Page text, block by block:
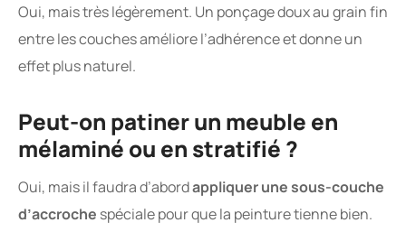
Oui, mais très légèrement. Un ponçage doux au grain fin
entre les couches améliore l’adhérence et donne un
effet plus naturel.
Peut-on patiner un meuble en
mélaminé ou en stratifié ?
Oui, mais il faudra d’abordappliquer une sous-couche
d’accroche spéciale pour que la peinture tienne bien.